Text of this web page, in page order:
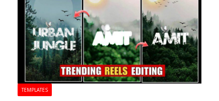
TEMPLATES